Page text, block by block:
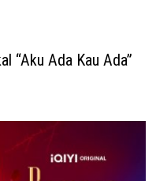
“Aku Ada Kau Ada”